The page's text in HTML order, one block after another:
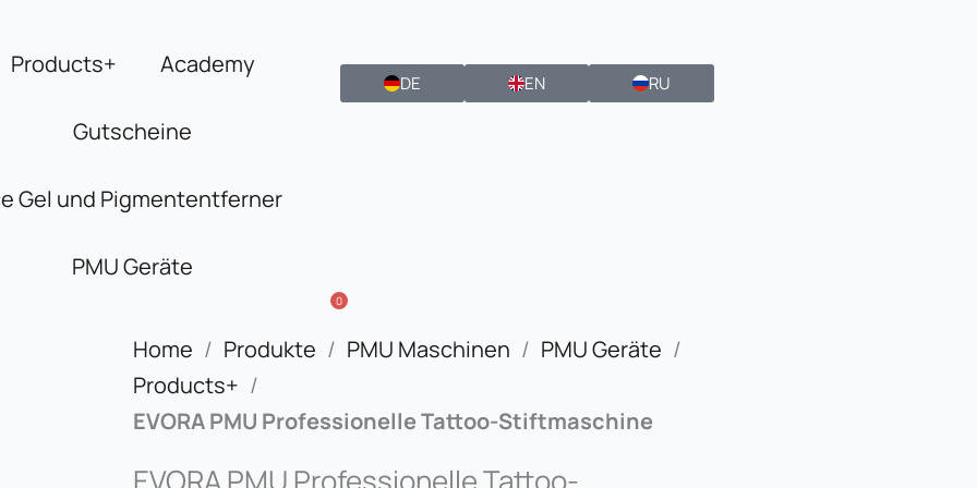
Products+ Academy
Gutscheine
Gel und Pigmententferner
PMU Geräte
DE EN RU
0
Home / Produkte / PMU Maschinen / PMU Geräte /
Products+ /
EVORA PMU Professionelle Tattoo-Stiftmaschine